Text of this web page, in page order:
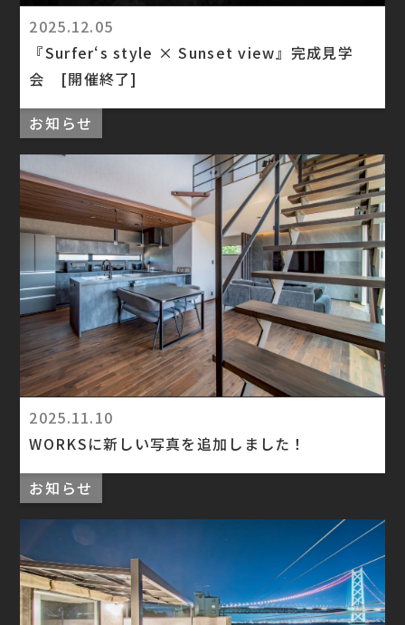
2025.12.05
『Surfer‘s style × Sunset view』完成見学
会 [開催終了]
お知らせ
2025.11.10
WORKSに新しい写真を追加しました！
お知らせ